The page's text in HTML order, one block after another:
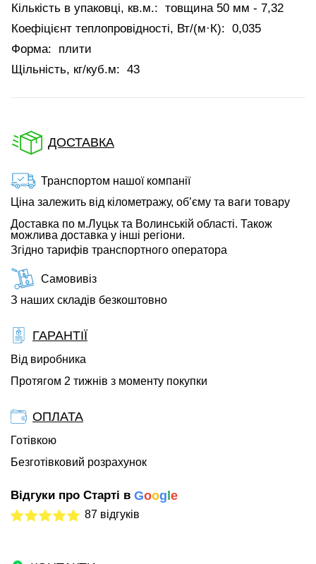
Кількість в упаковці, кв.м.: товщина 50 мм - 7,32
Коефіцієнт теплопровідності, Вт/(м·К): 0,035
Форма:
плити
Щільність, кг/куб.м: 43
ДОСТАВКА
Транспортом нашої компанії
Ціна залежить від кілометражу, об’єму та ваги товару
Доставка по м.Луцьк та Волинській області. Також
можлива доставка у інші регіони.
Згідно тарифів транспортного оператора
Самовивіз
З наших складів безкоштовно
ГАРАНТІЇ
Від виробника
Протягом 2 тижнів з моменту покупки
ОПЛАТА
Готівкою
Безготівковий розрахунок
Відгуки про Старті в Goog e
87 відгуків